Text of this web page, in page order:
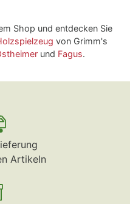
Shop und entdecken Sie
von Grimm's
und Fagus.
Artikeln